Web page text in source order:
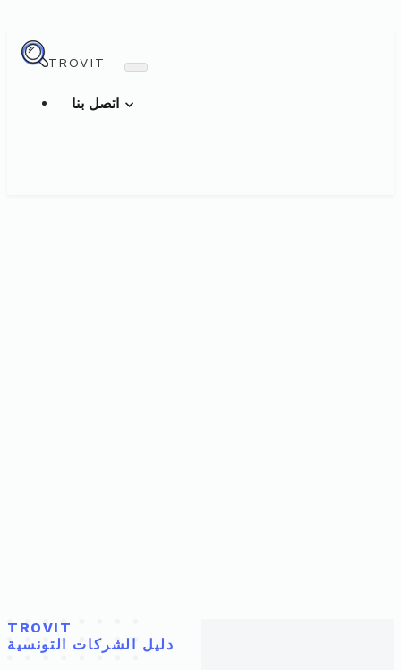
TROVIT
TROVIT
دليل الشركات التونسية